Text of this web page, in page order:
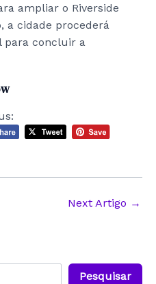
ampliar o Riverside
a cidade procederá
para concluir a
Next Artigo →
Pesquisar